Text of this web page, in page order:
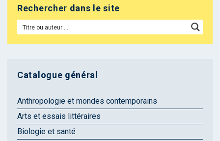
Rechercher dans le site
Catalogue général
Anthropologie et mondes contemporains
Arts et essais littéraires
Biologie et santé